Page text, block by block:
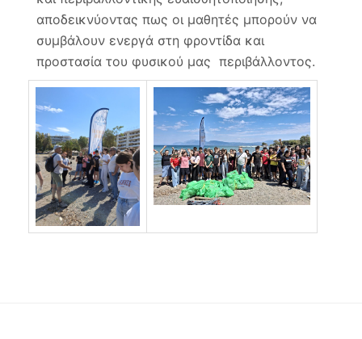
αποδεικνύοντας πως οι μαθητές μπορούν να
συμβάλουν ενεργά στη φροντίδα και
προστασία του φυσικού μας περιβάλλοντος.